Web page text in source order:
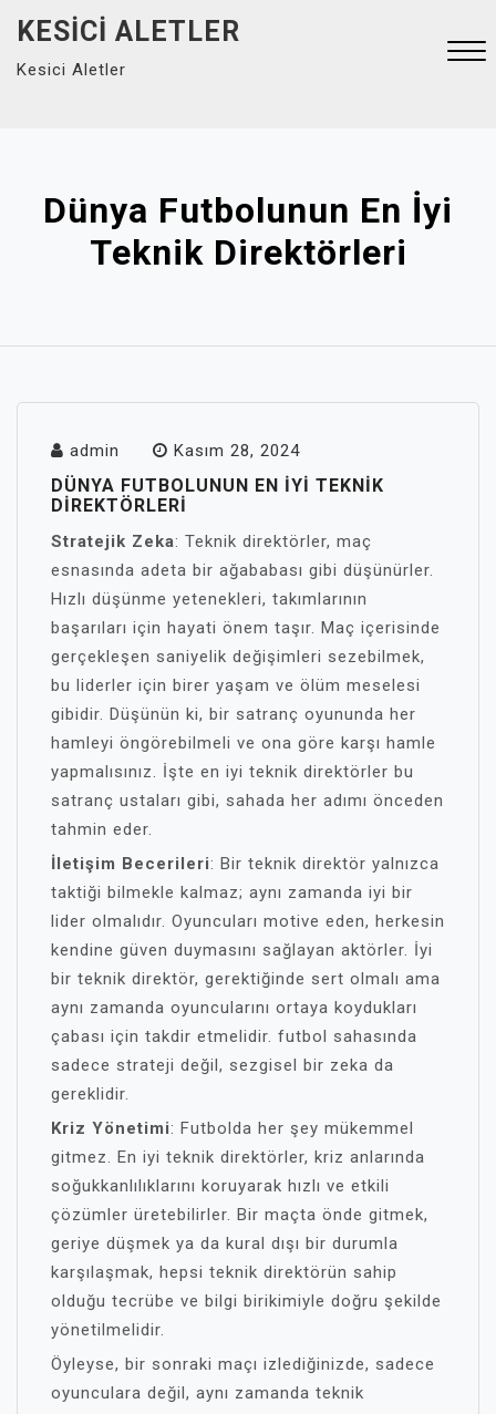
content
KESICI ALETLER
Kesici Aletler
Dünya Futbolunun En İyi
Teknik Direktörleri
admin Kasım 28, 2024
DÜNYA FUTBOLUNUN EN İYI TEKNIK
DIREKTÖRLERI
Stratejik Zeka: Teknik direktörler, maç
esnasında adeta bir ağababası gibi düşünürler.
Hızlı düşünme yetenekleri, takımlarının
başarıları için hayati önem taşır. Maç içerisinde
gerçekleşen saniyelik değişimleri sezebilmek,
bu liderler için birer yaşam ve ölüm meselesi
gibidir. Düşünün ki, bir satranç oyununda her
hamleyi öngörebilmeli ve ona göre karşı hamle
yapmalısınız. İşte en iyi teknik direktörler bu
satranç ustaları gibi, sahada her adımı önceden
tahmin eder.
İletişim Becerileri: Bir teknik direktör yalnızca
taktiği bilmekle kalmaz; aynı zamanda iyi bir
lider olmalıdır. Oyuncuları motive eden, herkesin
kendine güven duymasını sağlayan aktörler. İyi
bir teknik direktör, gerektiğinde sert olmalı ama
aynı zamanda oyuncularını ortaya koydukları
çabası için takdir etmelidir. futbol sahasında
sadece strateji değil, sezgisel bir zeka da
gereklidir.
Kriz Yönetimi: Futbolda her şey mükemmel
gitmez. En iyi teknik direktörler, kriz anlarında
soğukkanlılıklarını koruyarak hızlı ve etkili
çözümler üretebilirler. Bir maçta önde gitmek,
geriye düşmek ya da kural dışı bir durumla
karşılaşmak, hepsi teknik direktörün sahip
olduğu tecrübe ve bilgi birikimiyle doğru şekilde
yönetilmelidir.
Öyleyse, bir sonraki maçı izlediğinizde, sadece
oyunculara değil, aynı zamanda teknik